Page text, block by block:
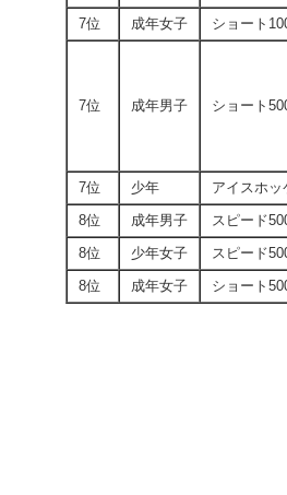
7位
成年女子 ショート
7位 成年男子 ショート
7位
少年 アイスホッ
8位
成年男子 スピード
8位
少年女子 スピード
8位
成年女子 ショート